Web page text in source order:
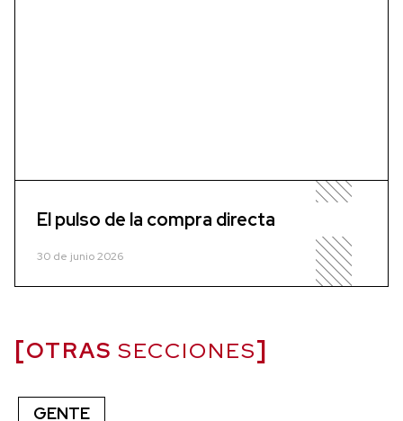
El pulso de la compra directa
30 de junio 2026
OTRAS SECCIONES
GENTE